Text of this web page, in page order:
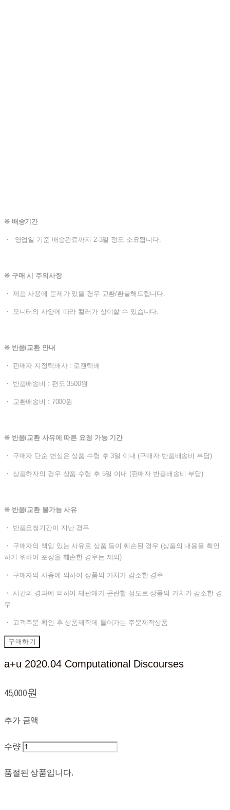
❊ 배송기간
・ 영업일 기준 배송완료까지 2-3일 정도 소요됩니다.
❊ 구매 시 주의사항
・ 제품 사용에 문제가 있을 경우 교환/환불해드립니다.
・ 모니터의 사양에 따라 컬러가 상이할 수 있습니다.
❊ 반품/교환 안내
・ 판매자 지정택배사 : 로젠택배
・ 반품배송비 : 편도 3500원
・ 교환배송비 : 7000원
❊ 반품/교환 사유에 따른 요청 가능 기간
・ 구매자 단순 변심은 상품 수령 후 3일 이내 (구매자 반품배송비 부담)
・ 상품하자의 경우 상품 수령 후 5일 이내 (판매자 반품배송비 부담)
❊ 반품/교환 불가능 사유
・ 반품요청기간이 지난 경우
・ 구매자의 책임 있는 사유로 상품 등이 훼손된 경우 (상품의 내용을 확인
하기 위하여 포장을 훼손한 경우는 제외)
・ 구매자의 사용에 의하여 상품의 가치가 감소한 경우
・ 시간의 경과에 의하여 재판매가 곤란할 정도로 상품의 가치가 감소한 경
우
・ 고객주문 확인 후 상품제작에 들어가는 주문제작상품
구매하기
a+u 2020.04 Computational Discourses
45,000원
추가 금액
수량
품절된 상품입니다.